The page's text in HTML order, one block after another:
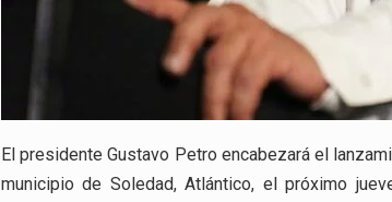
El presidente Gustavo Petro encabezará el
municipio de Soledad, Atlántico, el próximo